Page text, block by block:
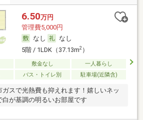
6.50万円
管理費5,000円
なし
なし
5階 / 1LDK（37.13m2）
敷金なし
一人暮らし
バス・トイレ別 駐車場(近隣含)
ガスで光熱費も抑えれます！嬉しいネッ
白が基調の明るいお部屋です